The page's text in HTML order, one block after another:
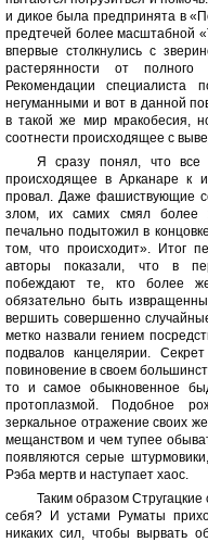
и дикое была предпринята в
предтечей более масштабной
впервые столкнулись с
растерянности от
Рекомендации специалиста
негуманными и вот в данной
в такой же мир мракобесия,
соотнести происходящее с
Я сразу понял, что все
происходящее в Арканаре к
провал. Даже фашиствующие
злом, их самих смял более
печально подытожил в
том, что происходит». Итог
авторы показали, что в
побеждают те, кто более
обязательно быть
вершить совершенно
метко назвали гением
подвалов канцелярии.
повиновение в своем
то и самое обыкновенное
протоплазмой. Подобное
зеркальное отражение своих
мещанством и чем тупее
появляются серые
Рэба мертв и наступает хаос.
Таким образом
себя? И устами Руматы
никаких сил, чтобы вырвать